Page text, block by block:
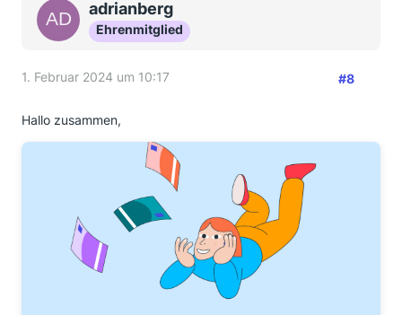
adrianberg
Ehrenmitglied
1. Februar 2024 um 10:17 #8
Hallo zusammen,